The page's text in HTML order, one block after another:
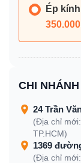
Ép
CHI
24 Trần
(Địa chỉ
TP.HCM)
1369
(Địa chỉ